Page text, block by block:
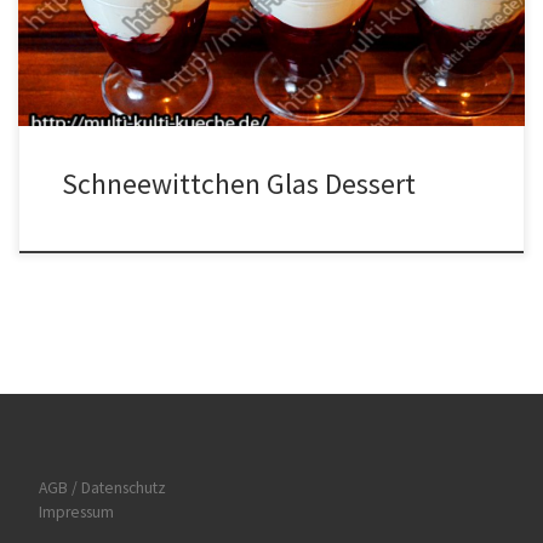
und dem Vanillearoma gut vermischen. Anschließend von der
Sahne […]
Schneewittchen Glas Dessert
AGB / Datenschutz
Impressum